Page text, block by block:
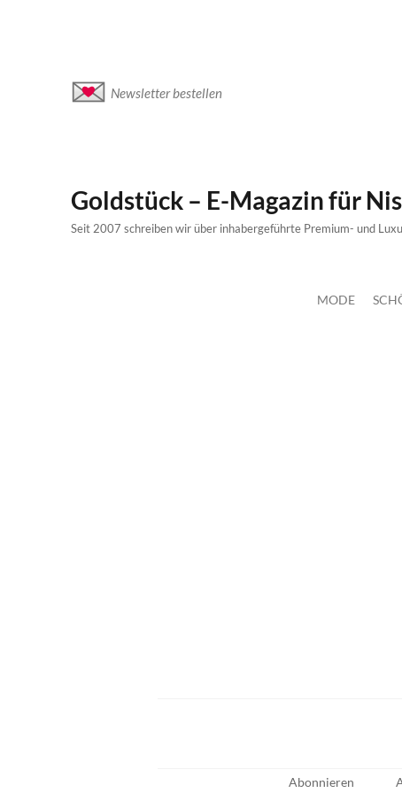
Newsletter bestellen
Goldstück – E-Magazin für
Seit 2007 schreiben wir über inhabergeführte Premium- und
MODE
Abonnieren